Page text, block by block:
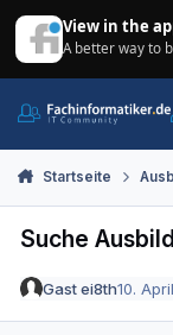
View in the
A better way to
Startseite
Suche
Gast ei8th10.